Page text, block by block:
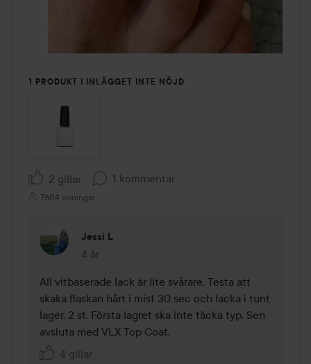
1 PRODUKT I INLÄGGET INTE NÖJD
2 gillar 1 kommentar
7604 visningar
Jessi L
4 år
Kommentaren lades 4 år
All vitbaserade lack är lite svårare. Testa att
skaka flaskan hårt i mist 30 sec och lacka i tunt
lager, 2 st. Första lagret ska inte täcka typ. Sen
avsluta med VLX Top Coat.
4 gillar